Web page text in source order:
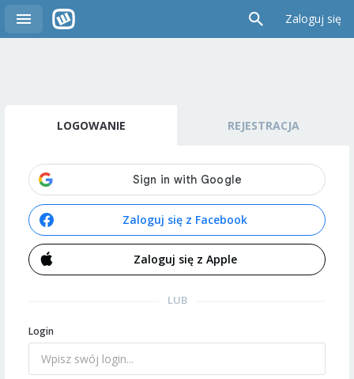
Zaloguj się
LOGOWANIE REJESTRACJA
Zaloguj się z Facebook
Zaloguj się z Apple
LUB
Login